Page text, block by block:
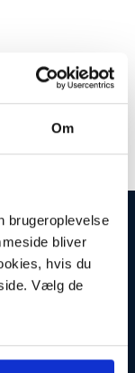
Om
brugeroplevelse
bliver
hvis du
Vælg de